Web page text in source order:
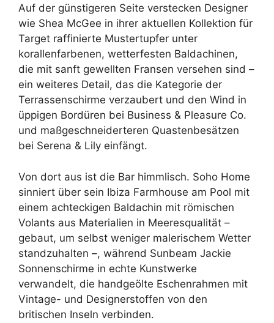
Auf der günstigeren Seite verstecken Designer
wie Shea McGee in ihrer aktuellen Kollektion für
Target raffinierte Mustertupfer unter
korallenfarbenen, wetterfesten Baldachinen,
die mit sanft gewellten Fransen versehen sind –
ein weiteres Detail, das die Kategorie der
Terrassenschirme verzaubert und den Wind in
üppigen Bordüren bei Business & Pleasure Co.
und maßgeschneiderteren Quastenbesätzen
bei Serena & Lily einfängt.
Von dort aus ist die Bar himmlisch. Soho Home
sinniert über sein Ibiza Farmhouse am Pool mit
einem achteckigen Baldachin mit römischen
Volants aus Materialien in Meeresqualität –
gebaut, um selbst weniger malerischem Wetter
standzuhalten –, während Sunbeam Jackie
Sonnenschirme in echte Kunstwerke
verwandelt, die handgeölte Eschenrahmen mit
Vintage- und Designerstoffen von den
britischen Inseln verbinden.